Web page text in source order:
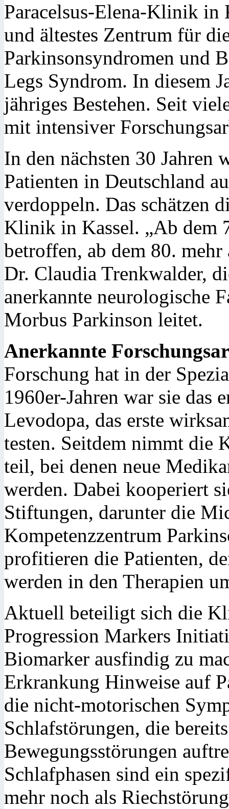
Paracelsus-Elena-Klinik in
und ältestes Zentrum für
Parkinsonsyndromen und
Legs Syndrom. In diesem
jähriges Bestehen. Seit
mit intensiver
In den nächsten 30 Jahren
Patienten in Deutschland
verdoppeln. Das schätzen
Klinik in Kassel. „Ab dem
betroffen, ab dem 80.
Dr. Claudia Trenkwalder,
anerkannte neurologische
Morbus Parkinson leitet.
Anerkannte
Forschung hat in der
1960er-Jahren war sie das
Levodopa, das erste
testen. Seitdem nimmt
teil, bei denen neue
werden. Dabei kooperiert
Stiftungen, darunter die
Kompetenzzentrum
profitieren die Patienten,
werden in den Therapien
Aktuell beteiligt sich die
Progression Markers
Biomarker ausfindig zu
Erkrankung Hinweise auf
die nicht-motorischen
Schlafstörungen, die
Bewegungsstörungen
Schlafphasen sind ein
mehr noch als